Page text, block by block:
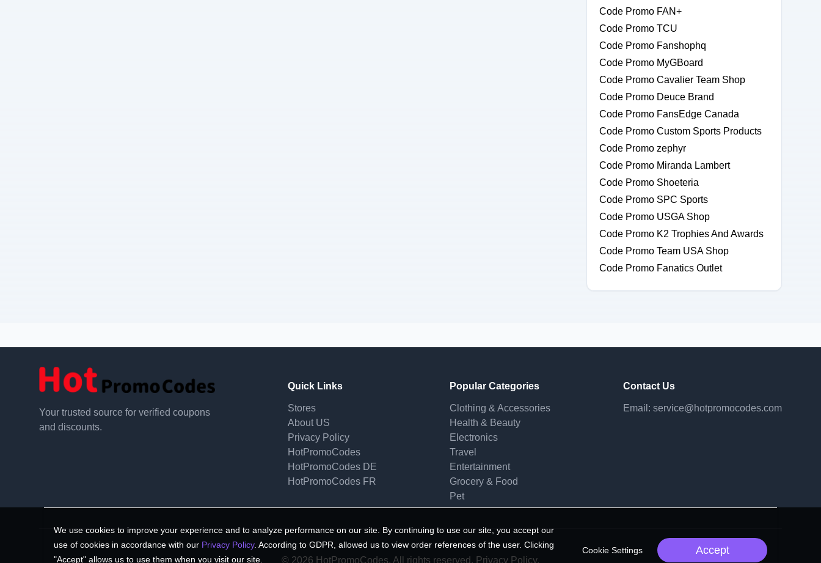
Code Promo FAN+
Code Promo TCU
Code Promo Fanshophq
Code Promo MyGBoard
Code Promo Cavalier Team Shop
Code Promo Deuce Brand
Code Promo FansEdge Canada
Code Promo Custom Sports Products
Code Promo zephyr
Code Promo Miranda Lambert
Code Promo Shoeteria
Code Promo SPC Sports
Code Promo USGA Shop
Code Promo K2 Trophies And Awards
Code Promo Team USA Shop
Code Promo Fanatics Outlet
Your trusted source for verified coupons
and discounts.
Quick Links
Stores
About US
Privacy Policy
HotPromoCodes
HotPromoCodes DE
HotPromoCodes FR
Popular Categories
Clothing & Accessories
Health & Beauty
Electronics
Travel
Entertainment
Grocery & Food
Pet
Contact Us
Email: service@hotpromocodes.com
© 2026 HotPromoCodes, All rights reserved. Privacy Policy.
We use cookies to improve your experience and to analyze performance on our site. By continuing to use our site, you accept our
use of cookies in accordance with our Privacy Policy. According to GDPR, allowed us to view order references of the user. Clicking
"Accept" allows us to use them when you visit our site.
Cookie Settings Accept